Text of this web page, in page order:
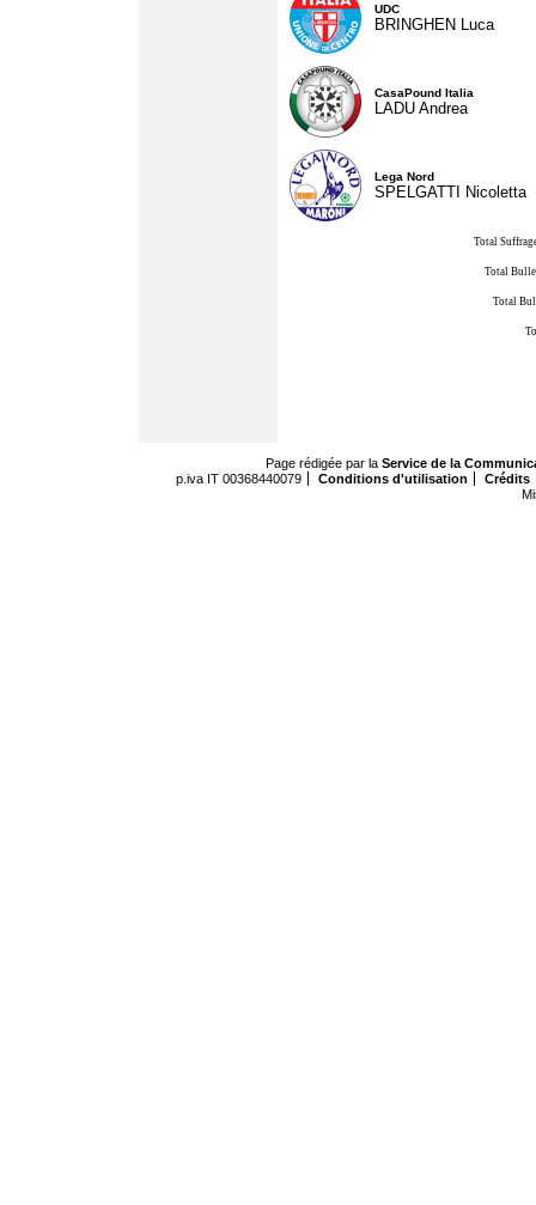
UDC
BRINGHEN Luca
CasaPound Italia
LADU Andrea
Lega Nord
SPELGATTI Nicoletta
Total
Total
Total
Page rédigée par la Service de la
p.iva IT 00368440079
Conditions d'utilisation
Crédits